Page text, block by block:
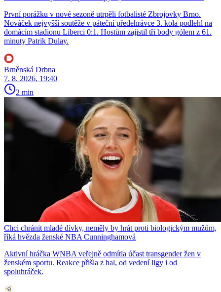
První porážku v nové sezoně utrpěli fotbalisté Zbrojovky Brno.
Nováček nejvyšší soutěže v páteční předehrávce 3. kola podlehl na
domácím stadionu Liberci 0:1. Hostům zajistil tři body gólem z 61.
minuty Patrik Dulay.
Brněnská Drbna
7. 8. 2026, 19:40
2 min
Chci chránit mladé dívky, neměly by hrát proti biologickým mužům,
říká hvězda ženské NBA Cunninghamová
Aktivní hráčka WNBA veřejně odmítla účast transgender žen v
ženském sportu. Reakce přišla z hal, od vedení ligy i od
spoluhráček.